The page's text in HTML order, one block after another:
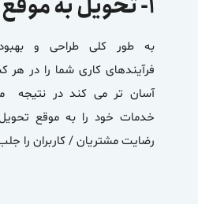
به طور کلی طراحی و بهبود
فرآیندهای کاری شما را در
آسان تر می کند در نتیجه
خدمات خود را به موقع
رضایت مشتریان / کاربران را